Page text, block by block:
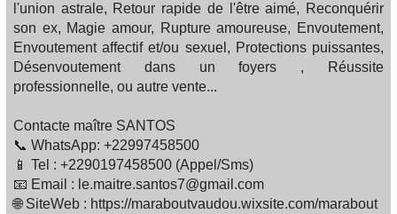
l'union astrale, Retour rapide de l'être aimé, Reconquérir
son ex, Magie amour, Rupture amoureuse, Envoutement,
Envoutement affectif et/ou sexuel, Protections puissantes,
Désenvoutement dans un foyers , Réussite
professionnelle, ou autre vente...
Contacte maître SANTOS
📞 WhatsApp: +22997458500
📱 Tel : +2290197458500 (Appel/Sms)
📧 Email : le.maitre.santos7@gmail.com
🌐 SiteWeb : https://maraboutvaudou.wixsite.com/marabout